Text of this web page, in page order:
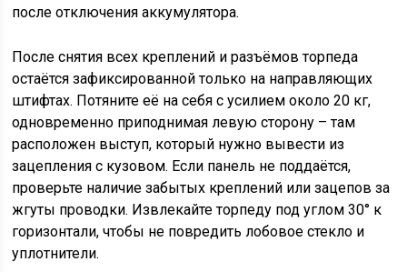
после отключения аккумулятора.
После снятия всех креплений и разъёмов торпеда
остаётся зафиксированной только на направляющих
штифтах. Потяните её на себя с усилием около 20 кг,
одновременно приподнимая левую сторону – там
расположен выступ, который нужно вывести из
зацепления с кузовом. Если панель не поддаётся,
проверьте наличие забытых креплений или зацепов за
жгуты проводки. Извлекайте торпеду под углом 30° к
горизонтали, чтобы не повредить лобовое стекло и
уплотнители.